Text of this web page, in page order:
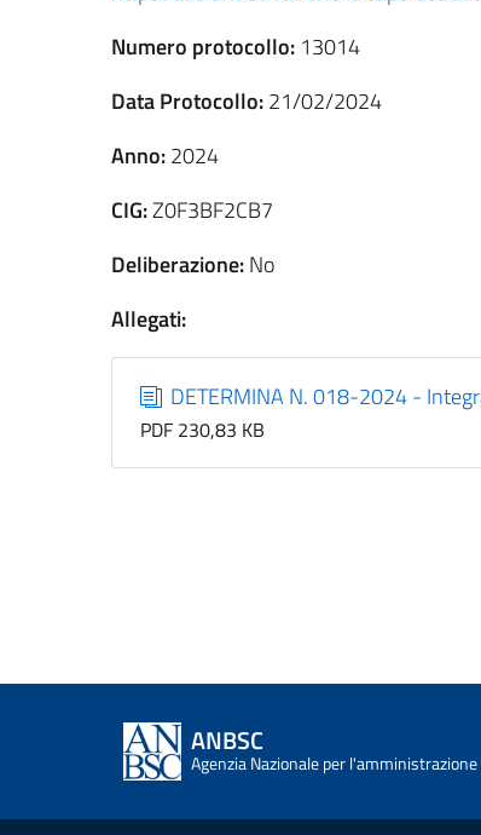
Numero protocollo: 13014
Data Protocollo:21/02/2024
Anno:2024
CIG:Z0F3BF2CB7
Deliberazione:No
Allegati:
DETERMINA N. 018-2024 -
PDF 230,83 KB
ANBSC
Agenzia Nazionale per